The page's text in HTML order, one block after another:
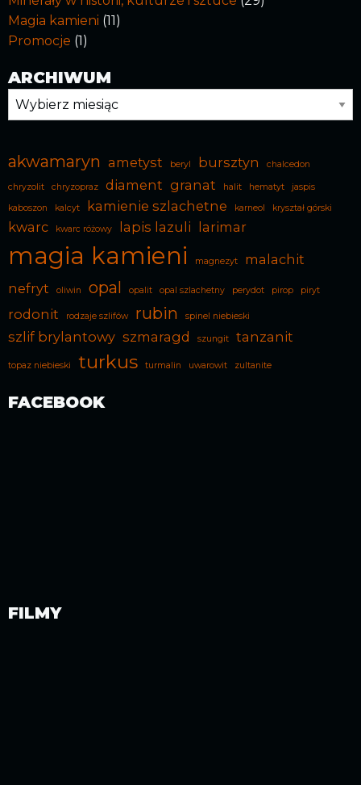
Magia kamieni (11)
Promocje (1)
ARCHIWUM
Archiwum
akwamaryn ametyst beryl bursztyn chalcedon
chryzolit chryzopraz diament granat halit hematyt
jaspis
kaboszon
kalcyt kamienie szlachetne karneol kryształ górski
kwarc kwarc różowy lapis lazuli larimar
magia kamieni magnezyt
malachit
nefryt
oliwin opal opalit opal szlachetny perydot pirop piryt
rodonit rodzaje szlifów rubin spinel niebieski
szlif brylantowy szmaragd szungit tanzanit
topaz niebieski turkus turmalin uwarowit zultanite
FACEBOOK
FILMY